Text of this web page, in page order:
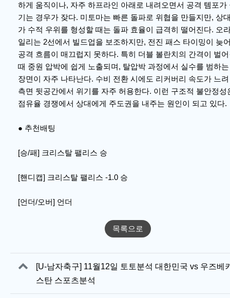
하게 움직이나, 자주 하프라인 아래로 내려오면서 공격 템포가
기는 경우가 잦다. 미토마는 빠른 돌파로 위협을 만들지만, 상
가 수적 우위를 형성할 때는 돌파 효율이 급격히 떨어진다. 오
일리는 2선에서 빌드업을 보조하지만, 전진 패스 타이밍이 늦
공격 흐름이 매끄럽지 못하다. 특히 더블 볼란치의 간격이 벌
때 중원 압박에 쉽게 노출되며, 탈압박 과정에서 실수를 범하는
장면이 자주 나타난다. 수비 전환 시에도 리커버리 속도가 느려
측면 뒷공간에서 위기를 자주 허용한다. 이런 구조적 불안정성
점유율 경쟁에서 상대에게 주도권을 내주는 원인이 되고 있다.
● 추천배팅
[승/패] 크리스탈 팰리스 승
[핸디캡] 크리스탈 팰리스 -1.0 승
[언더/오버] 언더
목록으로
관련자료
[U-남자축구] 11월12일 토토분석 대한민국 vs 우즈베
스탄 스포츠분석